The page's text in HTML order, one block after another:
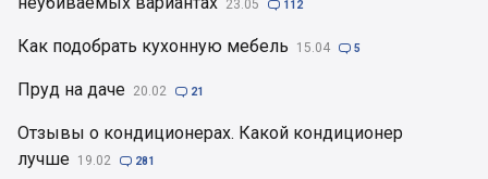
23.05  112
Как подобрать кухонную мебель 15.04  5
Пруд на даче 20.02  21
Отзывы о кондиционерах. Какой кондиционер
лучше 19.02  281